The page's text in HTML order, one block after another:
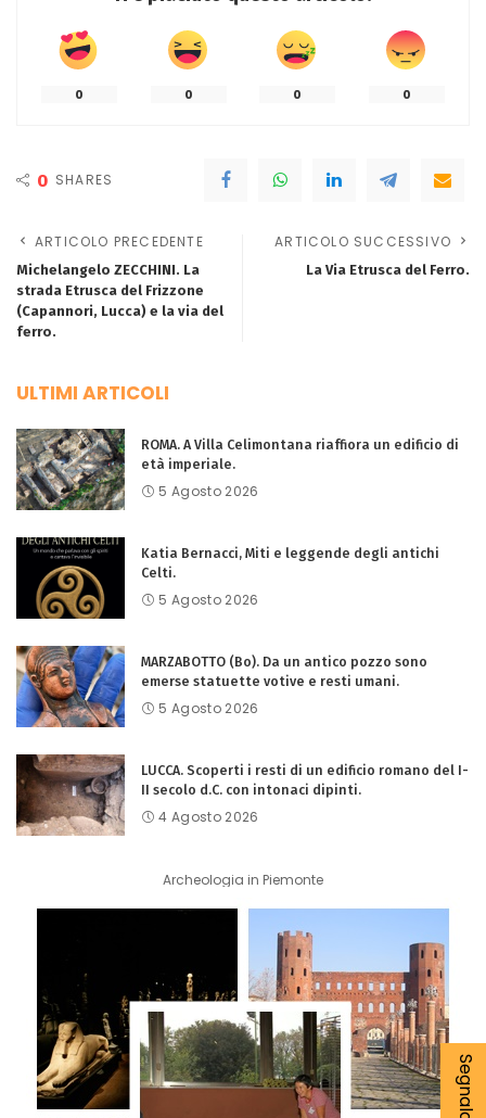
0 0 0 0
0 SHARES
ARTICOLO PRECEDENTE
Michelangelo ZECCHINI. La
strada Etrusca del Frizzone
(Capannori, Lucca) e la via del
ferro.
ARTICOLO SUCCESSIVO
La Via Etrusca del Ferro.
ULTIMI ARTICOLI
ROMA. A Villa Celimontana riaffiora un edificio di
età imperiale.
5 Agosto 2026
Katia Bernacci, Miti e leggende degli antichi
Celti.
5 Agosto 2026
MARZABOTTO (Bo). Da un antico pozzo sono
emerse statuette votive e resti umani.
5 Agosto 2026
LUCCA. Scoperti i resti di un edificio romano del I-
II secolo d.C. con intonaci dipinti.
4 Agosto 2026
Archeologia in Piemonte